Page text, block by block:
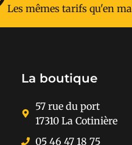
Les mêmes tarifs qu'en
La boutique
57 rue du port
17310 La Cotinière
05 46 47 18 75